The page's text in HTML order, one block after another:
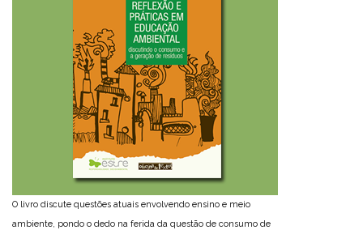
O livro discute questões atuais envolvendo ensino e meio
ambiente, pondo o dedo na ferida da questão de consumo de